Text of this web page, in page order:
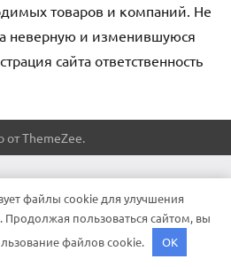
товаров и компаний. Не
неверную и изменившуюся
сайта ответственность
от ThemeZee.
файлы cookie для улучшения
Продолжая пользоваться сайтом, вы
файлов cookie.
OK